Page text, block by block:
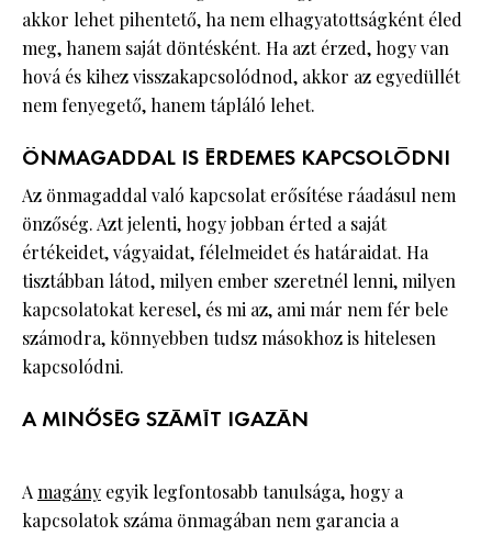
akkor lehet pihentető, ha nem elhagyatottságként éled
meg, hanem saját döntésként. Ha azt érzed, hogy van
hová és kihez visszakapcsolódnod, akkor az egyedüllét
nem fenyegető, hanem tápláló lehet.
ÖNMAGADDAL IS ÉRDEMES KAPCSOLÓDNI
Az önmagaddal való kapcsolat erősítése ráadásul nem
önzőség. Azt jelenti, hogy jobban érted a saját
értékeidet, vágyaidat, félelmeidet és határaidat. Ha
tisztábban látod, milyen ember szeretnél lenni, milyen
kapcsolatokat keresel, és mi az, ami már nem fér bele
számodra, könnyebben tudsz másokhoz is hitelesen
kapcsolódni.
A MINŐSÉG SZÁMÍT IGAZÁN
Amagány egyik legfontosabb tanulsága, hogy a
kapcsolatok száma önmagában nem garancia a